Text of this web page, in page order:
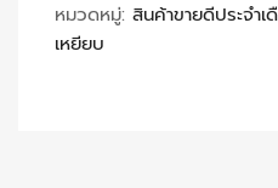
หมวดหมู่: สินค้าขายดีประจำเ
เหยียบ